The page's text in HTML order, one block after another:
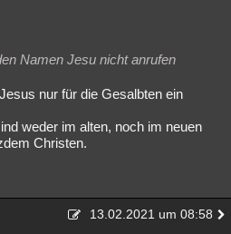
Namen Jesu nicht anrufen
nur für die Gesalbten ein
weder im alten, noch im neuen
Christen.
13.02.2021 um 08:58